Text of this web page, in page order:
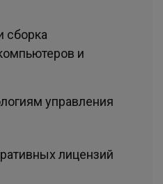
сборка
и
управления
лицензий